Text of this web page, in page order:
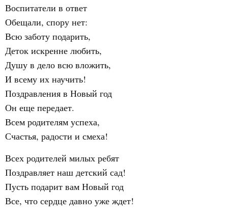
Воспитатели в ответ
Обещали, спору нет:
Всю заботу подарить,
Деток искренне любить,
Душу в дело всю вложить,
И всему их научить!
Поздравления в Новый год
Он еще передает.
Всем родителям успеха,
Счастья, радости и смеха!
Всех родителей милых ребят
Поздравляет наш детский сад!
Пусть подарит вам Новый год
Все, что сердце давно уже ждет!